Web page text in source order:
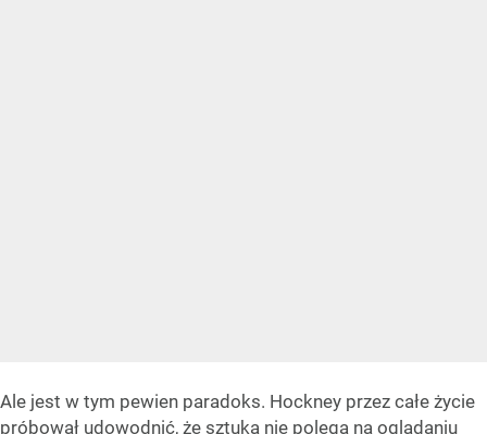
Ale jest w tym pewien paradoks. Hockney przez całe życie
próbował udowodnić, że sztuka nie polega na oglądaniu